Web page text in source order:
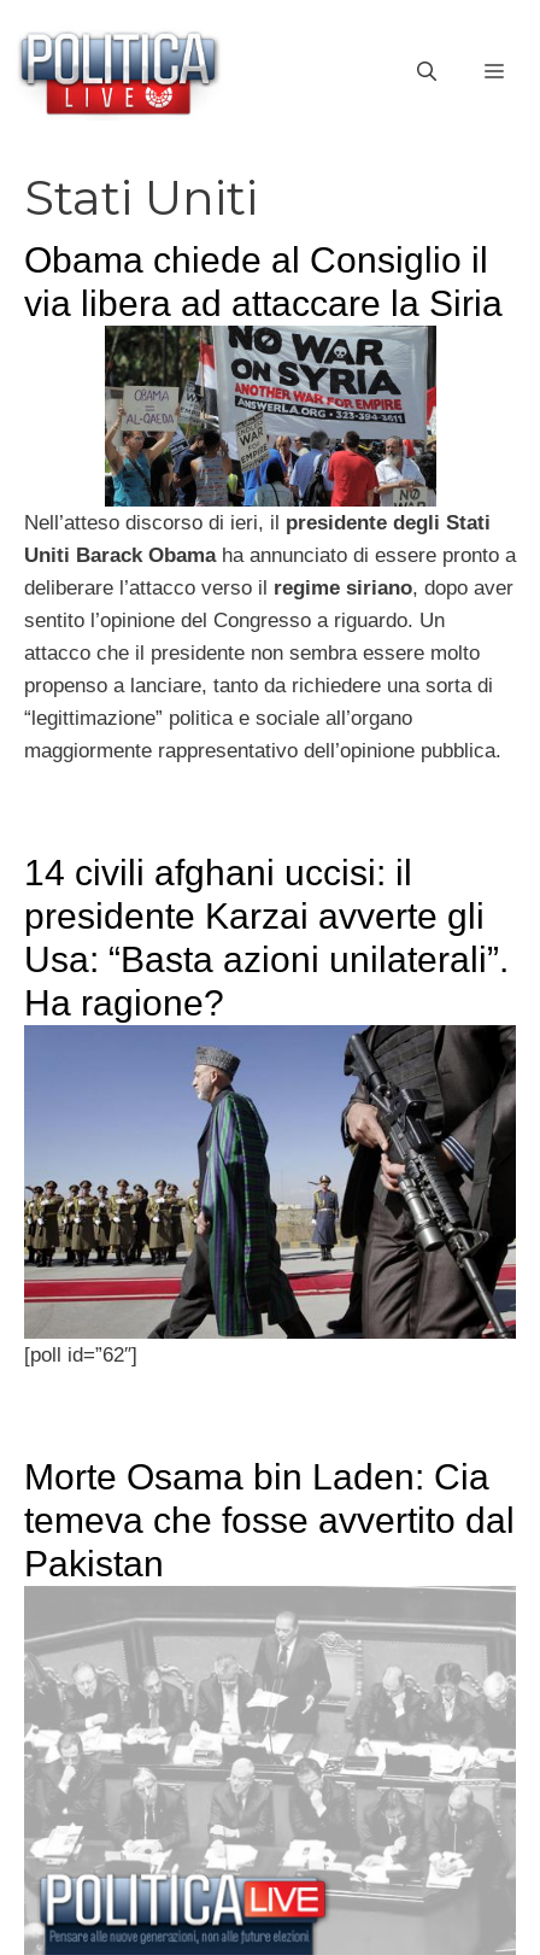
contenuto
Stati Uniti
Obama chiede al Consiglio il
via libera ad attaccare la Siria
Nell’atteso discorso di ieri, il presidente degli Stati
Uniti Barack Obamaha annunciato di essere pronto a
deliberare l’attacco verso il regime siriano, dopo aver
sentito l’opinione del Congresso a riguardo. Un
attacco che il presidente non sembra essere molto
propenso a lanciare, tanto da richiedere una sorta di
“legittimazione” politica e sociale all’organo
maggiormente rappresentativo dell’opinione pubblica.
14 civili afghani uccisi: il
presidente Karzai avverte gli
Usa: “Basta azioni unilaterali”.
Ha ragione?
[poll id=”62″]
Morte Osama bin Laden: Cia
temeva che fosse avvertito dal
Pakistan